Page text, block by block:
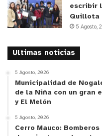
señaló la autoridad.
Si nuestros gatos o
son curiosos,
muertas,
la influenza aviar,
También hay casos
en un ambiente
ende, podrían estar
darse “a través
escribir
Quillota
5 Agosto,
Ultimas noticias
5 Agosto, 2026
Municipalidad de
de la Niña con un gran
y El Melón
5 Agosto, 2026
Cerro Mauco: